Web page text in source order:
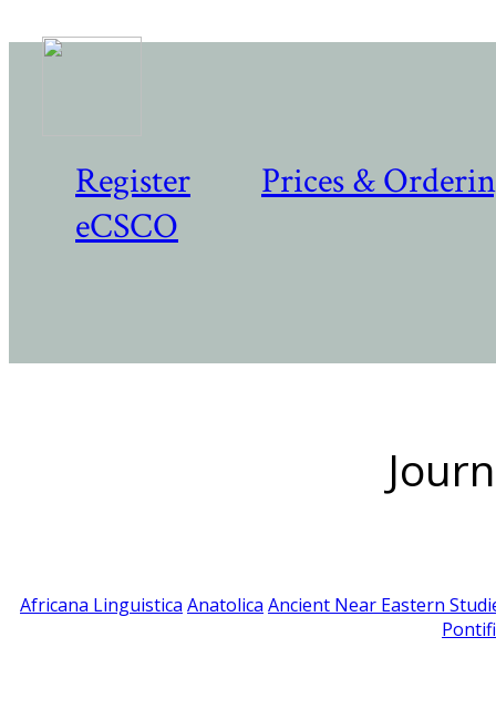
Register
Prices &
eCSCO
Africana Linguistica Anatolica Ancient Near Eastern